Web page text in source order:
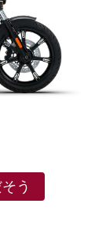
そう